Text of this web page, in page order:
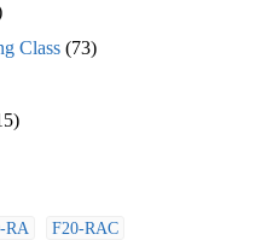
Class(73)
RA
F20-RAC